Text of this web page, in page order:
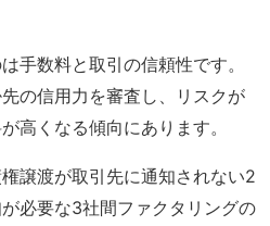
手数料と取引の信頼性です。
の信用力を審査し、リスクが
高くなる傾向にあります。
譲渡が取引先に通知されない2
必要な3社間ファクタリングの